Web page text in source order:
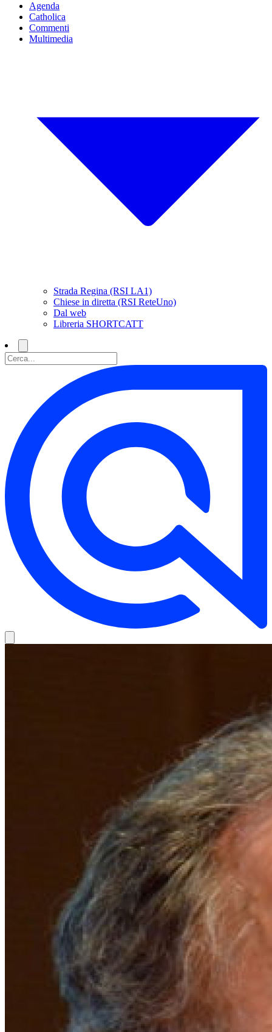
Agenda
Catholica
Commenti
Multimedia
Strada Regina (RSI LA1)
Chiese in diretta (RSI ReteUno)
Dal web
Libreria SHORTCATT